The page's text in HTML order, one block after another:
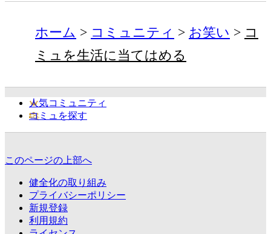
ホーム コミュニティ お笑い
コ
ミュを生活に当てはめる
人気コミュニティ
コミュを探す
このページの上部へ
健全化の取り組み
プライバシーポリシー
新規登録
利用規約